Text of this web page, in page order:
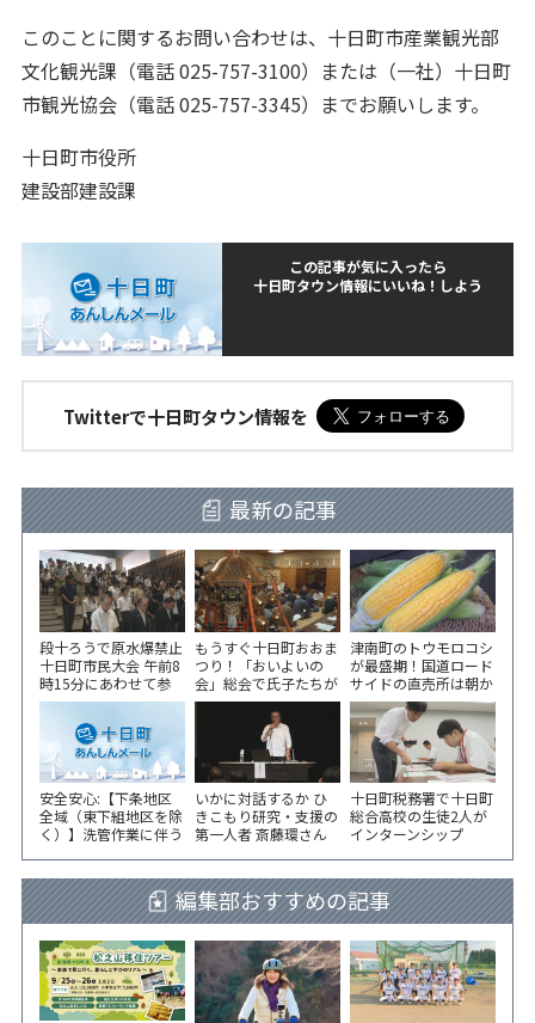
このことに関するお問い合わせは、十日町市産業観光部
文化観光課（電話 025-757-3100）または（一社）十日町
市観光協会（電話 025-757-3345）までお願いします。
十日町市役所
建設部建設課
この記事が気に入ったら
十日町タウン情報にいいね！しよう
Twitterで十日町タウン情報を
最新の記事
段十ろうで原水爆禁止
十日町市民大会 午前8
時15分にあわせて参
加者が黙とう
もうすぐ十日町おおま
つり！「おいよいの
会」総会で氏子たちが
一致団結！
津南町のトウモロコシ
が最盛期！国道ロード
サイドの直売所は朝か
ら長い列！
安全安心:【下条地区
全域（東下組地区を除
く）】洗管作業に伴う
いかに対話するか ひ
きこもり研究・支援の
第一人者 斎藤環さん
十日町税務署で十日町
総合高校の生徒2人が
インターンシップ
編集部おすすめの記事